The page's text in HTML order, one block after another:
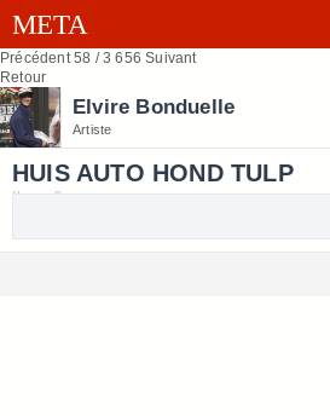
Précédent 58 / 3 656 Suivant
Retour
Elvire Bonduelle
Artiste
HUIS AUTO HOND TULP
Il y a 6 ans